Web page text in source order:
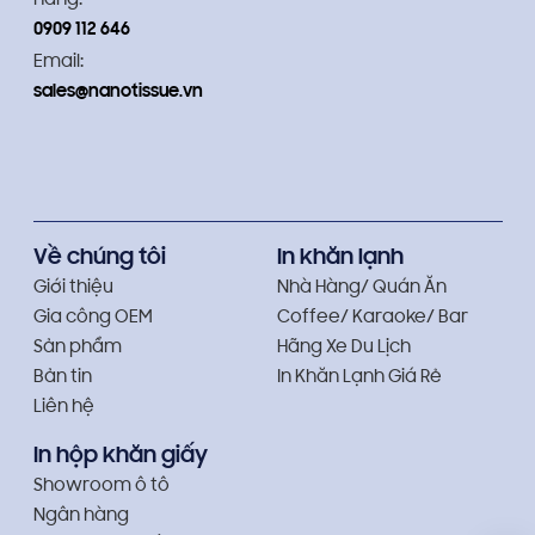
Tiện ích cho khách hàng:
lạnh giúp khách hàng cảm thấy thoải
logo thương hiệu xuất hiện nhiều lần,
giúp tăng độ nhận diện.
Bên cạnh đó, một số quán đã chọn khăn
lạnh có in logo cho quán karaoke để tạo
điểm nhấn và gây ấn tượng với nhóm
mẻ và tinh tế trong từng chi tiết.
0909 112 646
Email:
sales@nanotissue.vn
Về chúng tôi
Giới thiệu
Gia công OEM
Sản phẩm
Bản tin
Liên hệ
In khăn lạnh
Nhà Hàng/ Quán Ăn
Coffee/ Karaoke/ Bar
Hãng Xe Du Lịch
In Khăn Lạnh Giá Rẻ
In hộp khăn giấy
Showroom ô tô
Ngân hàng